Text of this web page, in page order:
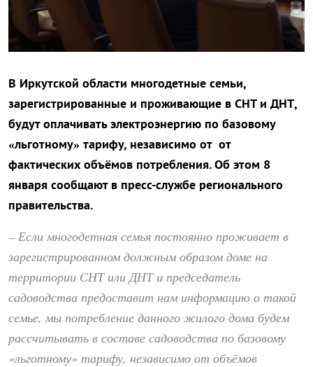
В Иркутской области многодетные семьи,
зарегистрированные и проживающие в СНТ и ДНТ,
будут оплачивать электроэнергию по базовому
«льготному» тарифу, независимо от от
фактических объёмов потребления. Об этом 8
января сообщают в пресс-службе регионального
правительства.
– Если многодетная семья постоянно проживает в
зарегистрированном должным образом доме на
территории СНТ или ДНТ и председатель
садоводства предоставит нам информацию о такой
семье, мы потребление данного жилого дома будем
рассчитывать в составе садоводства по базовому
«льготному» тарифу, независимо от объёмов